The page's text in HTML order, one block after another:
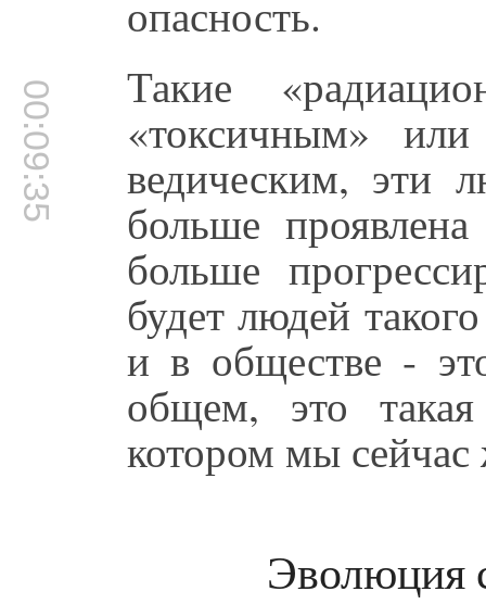
опасность.
00:09:35 Такие
«токсичным»
ведическим, эти
больше
больше
будет людей
и в обществе -
общем, это такая
котором мы
Эволюция